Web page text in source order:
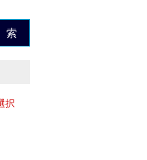
索
択